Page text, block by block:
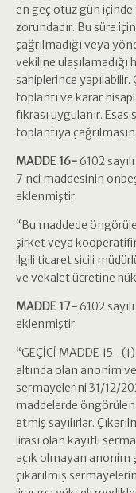
en geç otuz gün içinde
zorundadır. Bu süre
çağrılmadığı veya
vekiline
sahiplerince yapılabilir.
toplantı ve karar
fıkrası uygulanır.
toplantıya
MADDE 16-6102
7 nci maddesinin
eklenmiştir.
“Bu maddede
şirket veya
ilgili ticaret sicili
ve vekalet ücretine
MADDE 17-6102
eklenmiştir.
“GEÇİCİ MADDE 15-
altında olan anonim
sermayelerini 31/12/
maddelerde
etmiş sayılırlar.
lirası olan kayıtlı
açık olmayan anonim
çıkarılmış